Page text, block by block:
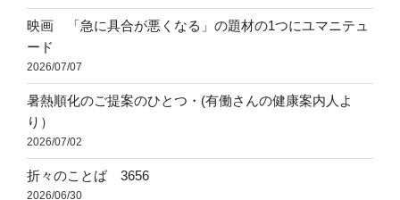
映画 「急に具合が悪くなる」の題材の1つにユマニテュ
ード
2026/07/07
暑熱順化のご提案のひとつ・(有働さんの健康案内人よ
り）
2026/07/02
折々のことば 3656
2026/06/30